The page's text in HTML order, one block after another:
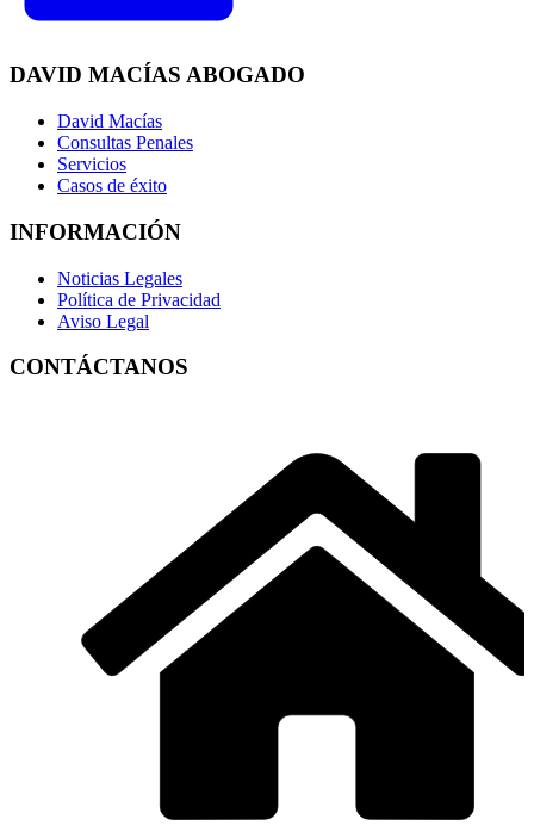
DAVID MACÍAS ABOGADO
David Macías
Consultas Penales
Servicios
Casos de éxito
INFORMACIÓN
Noticias Legales
Política de Privacidad
Aviso Legal
CONTÁCTANOS